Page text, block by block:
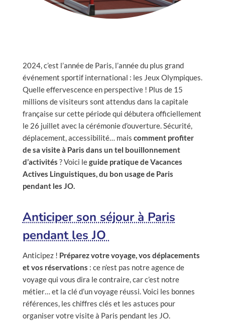
2024, c’est l’année de Paris, l’année du plus grand
événement sportif international : les Jeux Olympiques.
Quelle effervescence en perspective ! Plus de 15
millions de visiteurs sont attendus dans la capitale
française sur cette période qui débutera officiellement
le 26 juillet avec la cérémonie d’ouverture. Sécurité,
déplacement, accessibilité… mais comment profiter
de sa visite à Paris dans un tel bouillonnement
d’activités ? Voici leguide pratique de Vacances
Actives Linguistiques, du bon usage de Paris
pendant les JO.
Anticiper son séjour à Paris
pendant les JO
Anticipez ! Préparez votre voyage, vos déplacements
et vos réservations : ce n’est pas notre agence de
voyage qui vous dira le contraire, car c’est notre
métier… et la clé d’un voyage réussi. Voici les bonnes
références, les chiffres clés et les astuces pour
organiser votre visite à Paris pendant les JO.